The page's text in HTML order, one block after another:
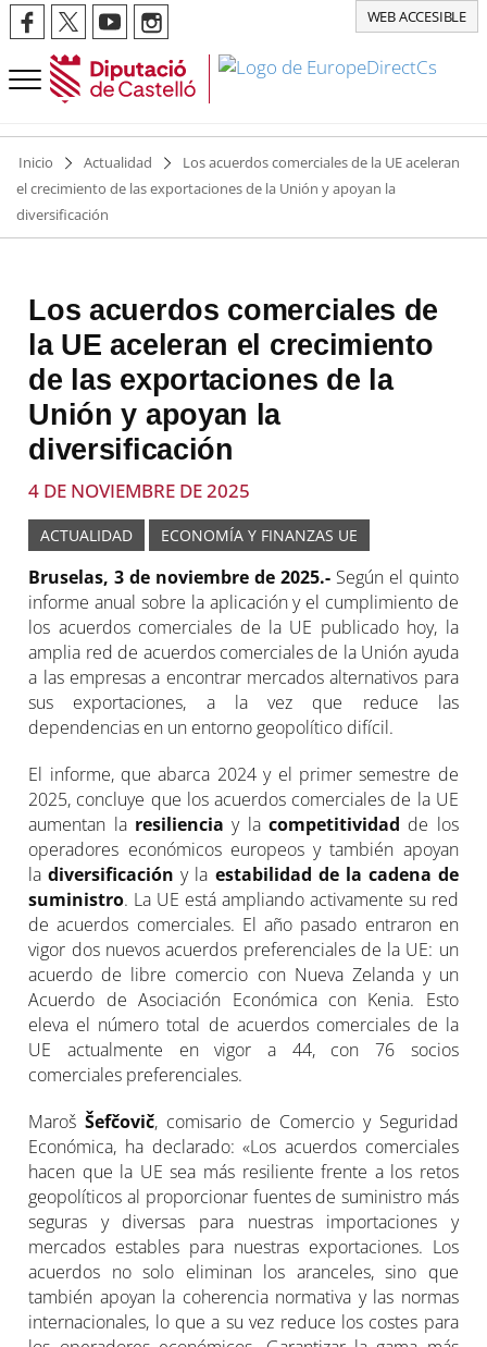
WEB ACCESIBLE
Inicio Actualidad
Los acuerdos comerciales de la UE aceleran
el crecimiento de las exportaciones de la Unión y apoyan la
diversificación
Los acuerdos comerciales de
la UE aceleran el crecimiento
de las exportaciones de la
Unión y apoyan la
diversificación
4 DE NOVIEMBRE DE 2025
ACTUALIDAD ECONOMÍA Y FINANZAS UE
Bruselas, 3 de noviembre de 2025.-Según el quinto
informe anual sobre la aplicación y el cumplimiento de
los acuerdos comerciales de la UE publicado hoy, la
amplia red de acuerdos comerciales de la Unión ayuda
a las empresas a encontrar mercados alternativos para
sus exportaciones, a la vez que reduce las
dependencias en un entorno geopolítico difícil.
El informe, que abarca 2024 y el primer semestre de
2025, concluye que los acuerdos comerciales de la UE
aumentan laresiliencia y lacompetitividad de los
operadores económicos europeos y también apoyan
ladiversificación y la estabilidad de la cadena de
suministro. La UE está ampliando activamente su red
de acuerdos comerciales. El año pasado entraron en
vigor dos nuevos acuerdos preferenciales de la UE: un
acuerdo de libre comercio con Nueva Zelanda y un
Acuerdo de Asociación Económica con Kenia. Esto
eleva el número total de acuerdos comerciales de la
UE actualmente en vigor a 44, con 76 socios
comerciales preferenciales.
MarošŠefčovič, comisario de Comercio y Seguridad
Económica, ha declarado: «Los acuerdos comerciales
hacen que la UE sea más resiliente frente a los retos
geopolíticos al proporcionar fuentes de suministro más
seguras y diversas para nuestras importaciones y
mercados estables para nuestras exportaciones. Los
acuerdos no solo eliminan los aranceles, sino que
también apoyan la coherencia normativa y las normas
internacionales, lo que a su vez reduce los costes para